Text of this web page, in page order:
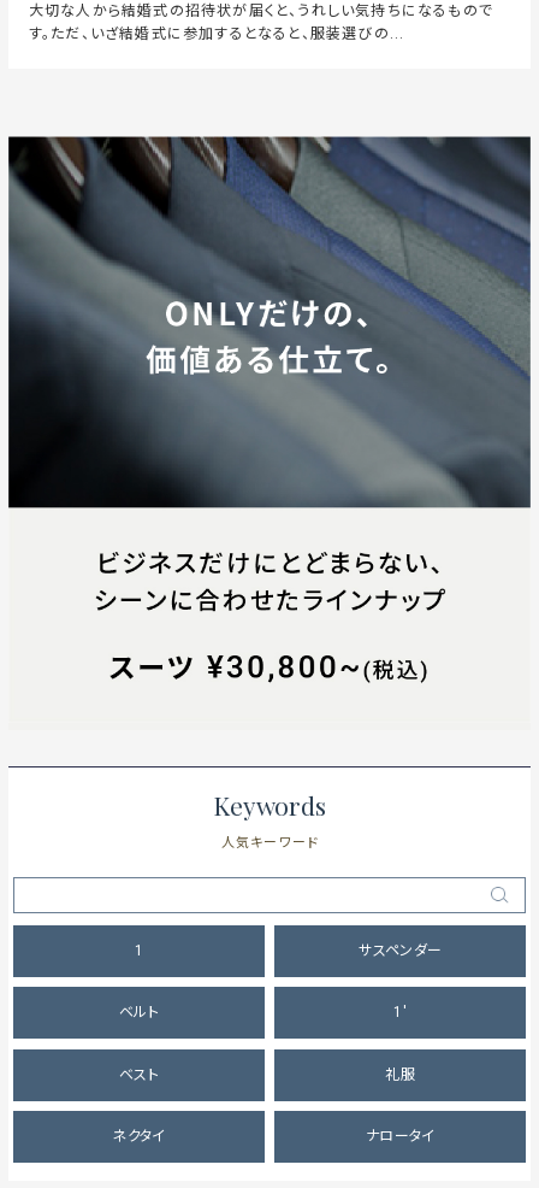
大切な人から結婚式の招待状が届くと、うれしい気持ちになるもので
す。ただ、いざ結婚式に参加するとなると、服装選びの...
Keywords
人気キーワード
1 サスペンダー
ベルト 1'
ベスト 礼服
ネクタイ ナロータイ